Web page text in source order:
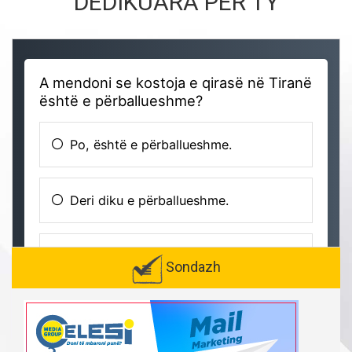
Sondazh